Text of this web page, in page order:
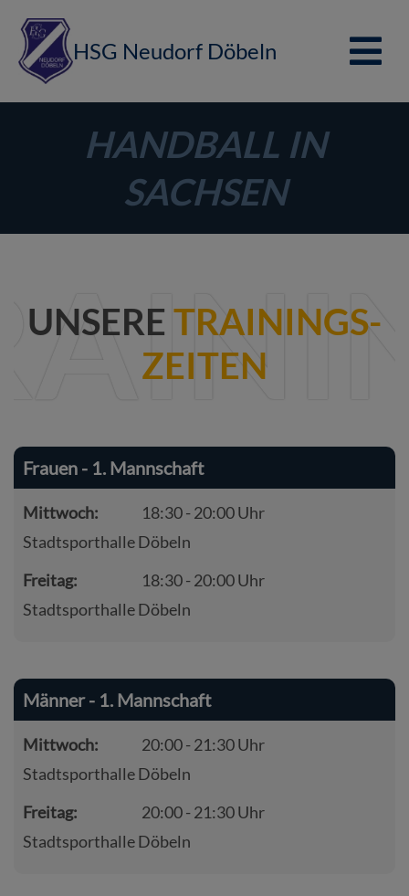
HSG Neudorf Döbeln
HANDBALL IN
SACHSEN
UNSERE TRAININGS­
ZEITEN
Frauen - 1. Mannschaft
Mittwoch:
18:30 - 20:00 Uhr
Stadtsporthalle Döbeln
Freitag:
18:30 - 20:00 Uhr
Stadtsporthalle Döbeln
Männer - 1. Mannschaft
Mittwoch:
20:00 - 21:30 Uhr
Stadtsporthalle Döbeln
Freitag:
20:00 - 21:30 Uhr
Stadtsporthalle Döbeln